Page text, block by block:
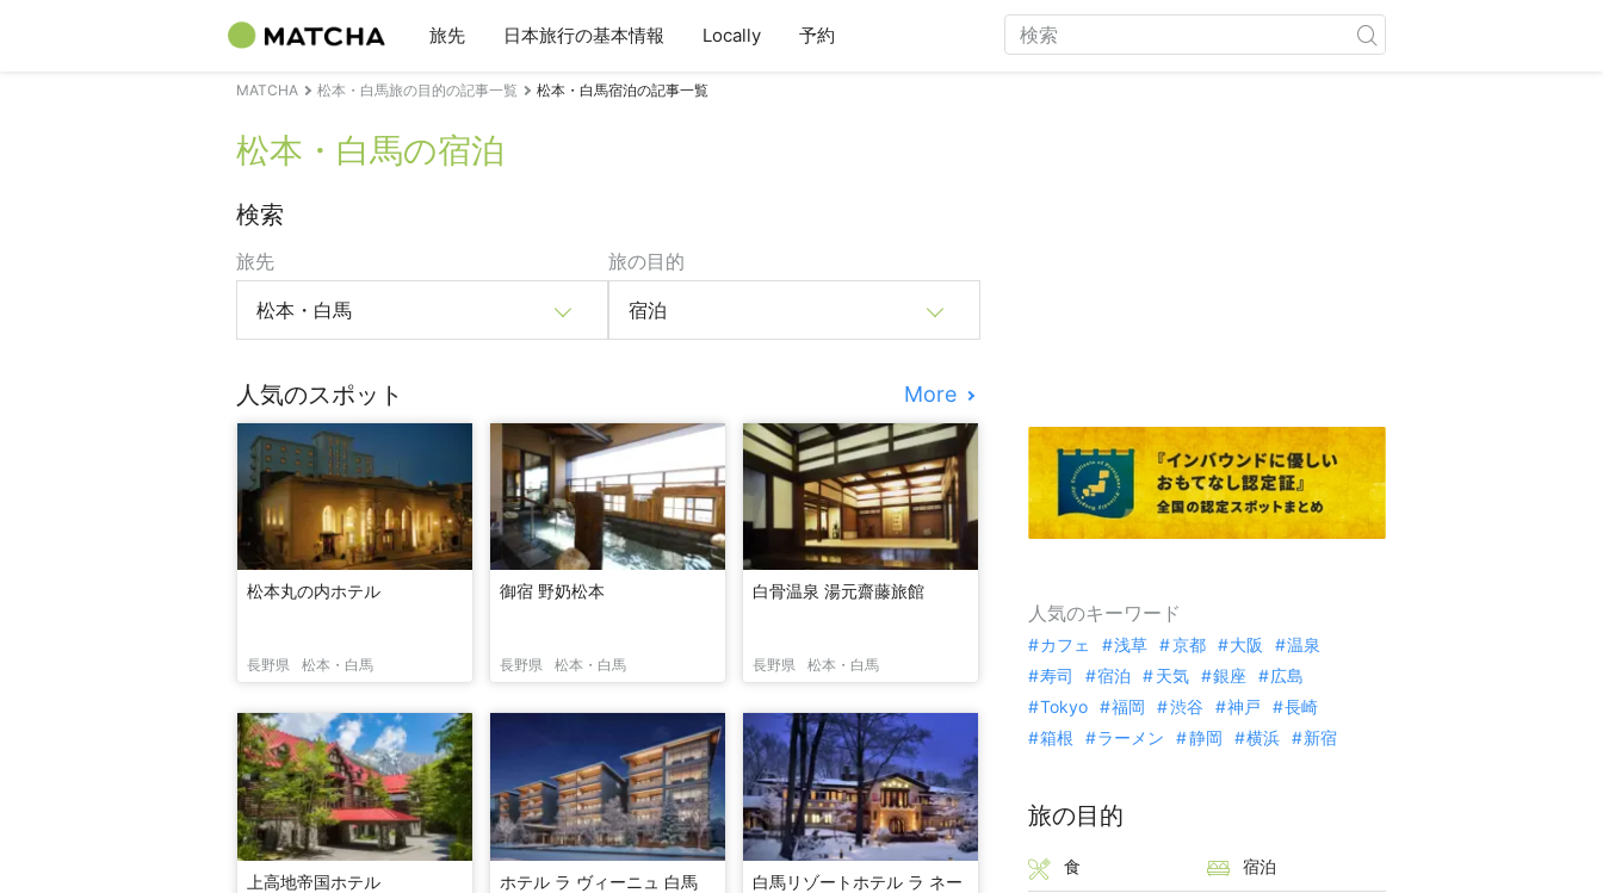
旅先 日本旅行の基本情報 Locally 予約
MATCHA 松本・白馬旅の目的の記事一覧 松本・白馬宿泊の記事一覧
松本・白馬の宿泊
検索
旅先
松本・白馬
旅の目的
宿泊
人気のスポット More
松本丸の内ホテル
長野県 松本・白馬
御宿 野奶松本
長野県 松本・白馬
白骨温泉 湯元齋藤旅館
長野県 松本・白馬
上高地帝国ホテル ホテル ラ ヴィーニュ 白馬
白馬リゾートホテル ラ ネー
人気のキーワード
カフェ 浅草 京都 大阪
温泉
寿司
宿泊 天気 銀座
広島
Tokyo
福岡 渋谷 神戸
長崎
箱根
ラーメン 静岡 横浜 新宿
旅の目的
食 宿泊